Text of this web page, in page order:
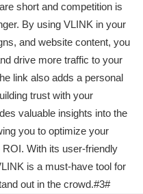
short and competition is
By using VLINK in your
and website content, you
drive more traffic to your
link also adds a personal
trust with your
valuable insights into the
you to optimize your
With its user-friendly
is a must-have tool for
out in the crowd.#3#